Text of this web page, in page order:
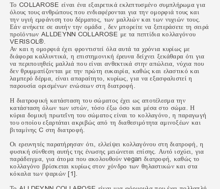
Το COLLAROSE είναι ένα εξαιρετικά εκλεπτυσμένο συμπλήρωμα για
όλους τους ανθρώπους που ενδιαφέρονται για την ομορφιά τους και
την υγιή εμφάνιση του δέρματος, των μαλλιών και των νυχιών τους.
Εάν ανήκετε σε αυτήν την ομάδα , δεν μπορείτε να ξεπεράσετε τη σειρά
προϊόντων ALLDEYNN COLLAROSE με τα πεπτίδια κολλαγόνου
VERISOL®.
Αν και η ομορφιά έχει φροντιστεί όλα αυτά τα χρόνια κυρίως με
διάφορα καλλυντικά, η επιστημονική έρευνα δείχνει ξεκάθαρα ότι για
να περιποιηθείς μαλλιά που είναι ανθεκτικά στην απώλεια, νύχια που
δεν θρυμματίζονται με την πρώτη ευκαιρία, καθώς και ελαστικό και
λαμπερό δέρμα, είναι απαραίτητο, κυρίως, για να εξασφαλιστεί η
παρουσία ορισμένων ενώσεων στη διατροφή.
Η διατροφική κατάσταση του σώματος έχει ως αποτέλεσμα την
κατάσταση όλων των ιστών, τόσο έξω όσο και μέσα στο σώμα. Η
κύρια δομική πρωτεΐνη του σώματος είναι το κολλαγόνο, η παραγωγή
του οποίου εξαρτάται ακριβώς από τη διαθεσιμότητα αμινοξέων και
βιταμίνης C στη διατροφή.
Οι ερευνητές παρατήρησαν ότι, ελλείψει κολλαγόνου στη διατροφή, η
φυσική σύνθεση αυτής της ένωσης μειώνεται επίσης. Αυτό ισχύει, για
παράδειγμα, για άτομα που ακολουθούν vegan διατροφή, καθώς το
κολλαγόνο βρίσκεται κυρίως στον χόνδρο των θηλαστικών και στα
κόκαλα των ψαριών [1].